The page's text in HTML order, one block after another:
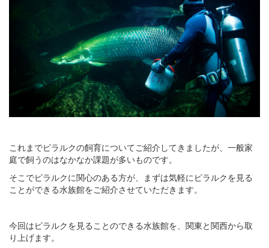
これまでピラルクの飼育についてご紹介してきましたが、一般家
庭で飼うのはなかなか課題が多いものです。
そこでピラルクに関心のある方が、まずは気軽にピラルクを見る
ことができる水族館をご紹介させていただきます。
今回はピラルクを見ることのできる水族館を、関東と関西から取
り上げます。